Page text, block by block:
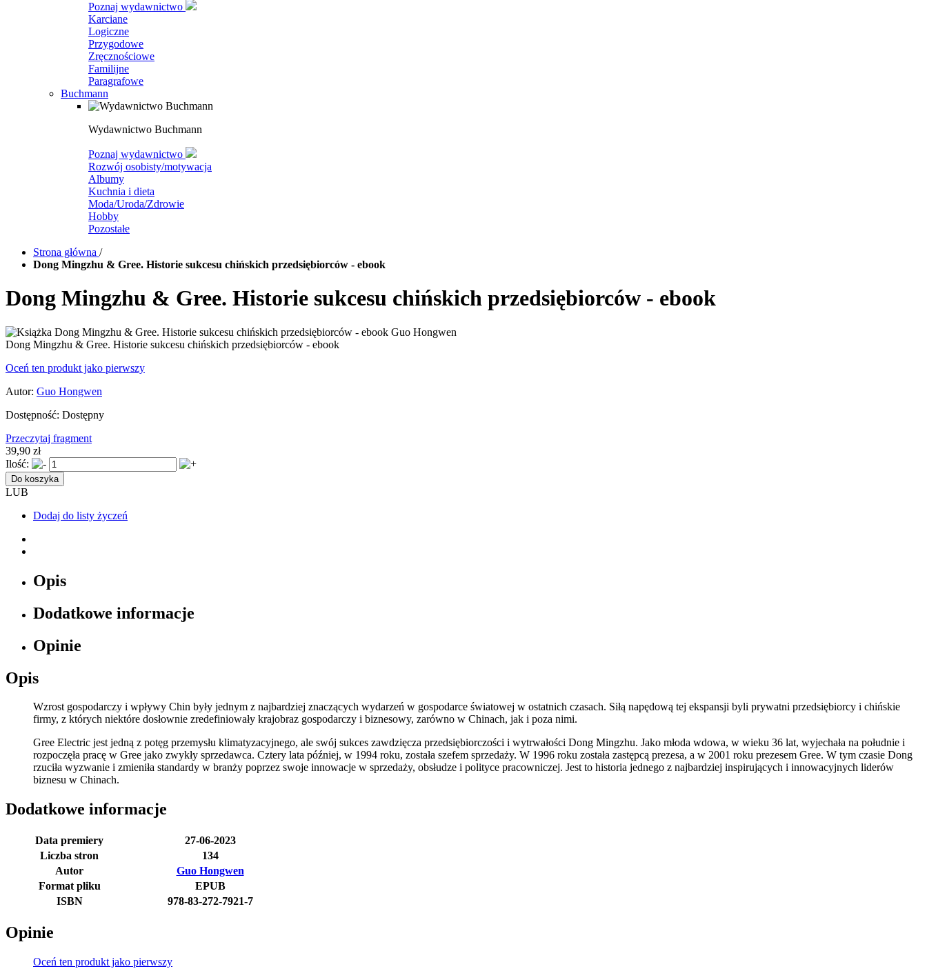
Poznaj wydawnictwo
Karciane
Logiczne
Przygodowe
Zręcznościowe
Familijne
Paragrafowe
Buchmann
Wydawnictwo Buchmann
Poznaj wydawnictwo
Rozwój osobisty/motywacja
Albumy
Kuchnia i dieta
Moda/Uroda/Zdrowie
Hobby
Pozostałe
Strona główna /
Dong Mingzhu & Gree. Historie sukcesu chińskich przedsiębiorców - ebook
Dong Mingzhu & Gree. Historie sukcesu chińskich przedsiębiorców - ebook
Dong Mingzhu & Gree. Historie sukcesu chińskich przedsiębiorców - ebook
Oceń ten produkt jako pierwszy
Autor: Guo Hongwen
Dostępność: Dostępny
Przeczytaj fragment
39,90 zł
Ilość:
Do koszyka
LUB
Dodaj do listy życzeń
Opis
Dodatkowe informacje
Opinie
Opis
Wzrost gospodarczy i wpływy Chin były jednym z najbardziej znaczących wydarzeń w gospodarce światowej w ostatnich czasach. Siłą napędową tej ekspansji byli prywatni przedsiębiorcy i chińskie
firmy, z których niektóre dosłownie zredefiniowały krajobraz gospodarczy i biznesowy, zarówno w Chinach, jak i poza nimi.
Gree Electric jest jedną z potęg przemysłu klimatyzacyjnego, ale swój sukces zawdzięcza przedsiębiorczości i wytrwałości Dong Mingzhu. Jako młoda wdowa, w wieku 36 lat, wyjechała na południe i
rozpoczęła pracę w Gree jako zwykły sprzedawca. Cztery lata później, w 1994 roku, została szefem sprzedaży. W 1996 roku została zastępcą prezesa, a w 2001 roku prezesem Gree. W tym czasie Dong
rzuciła wyzwanie i zmieniła standardy w branży poprzez swoje innowacje w sprzedaży, obsłudze i polityce pracowniczej. Jest to historia jednego z najbardziej inspirujących i innowacyjnych liderów
biznesu w Chinach.
Dodatkowe informacje
Data premiery
27-06-2023
Liczba stron
134
Autor
Guo Hongwen
Format pliku
EPUB
ISBN
978-83-272-7921-7
Opinie
Oceń ten produkt jako pierwszy